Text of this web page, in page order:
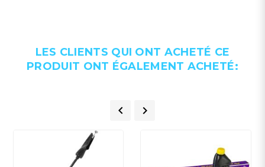
LES CLIENTS QUI ONT ACHETÉ CE
PRODUIT ONT ÉGALEMENT ACHETÉ:
 